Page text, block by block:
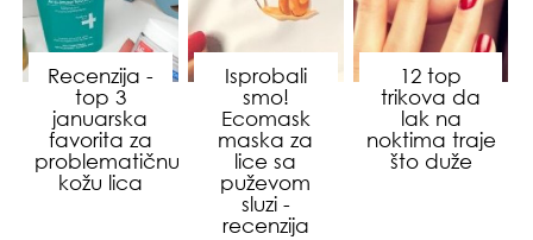
Recenzija -
top 3
januarska
favorita za
problematičnu
kožu lica
Isprobali
smo!
Ecomask
maska za
lice sa
puževom
sluzi -
recenzija
12 top
trikova da
lak na
noktima traje
što duže